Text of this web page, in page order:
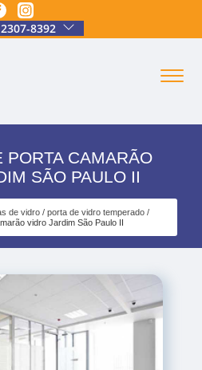
8392
PORTA CAMARÃO
SÃO PAULO II
de vidro
porta de vidro temperado
vidro Jardim São Paulo II